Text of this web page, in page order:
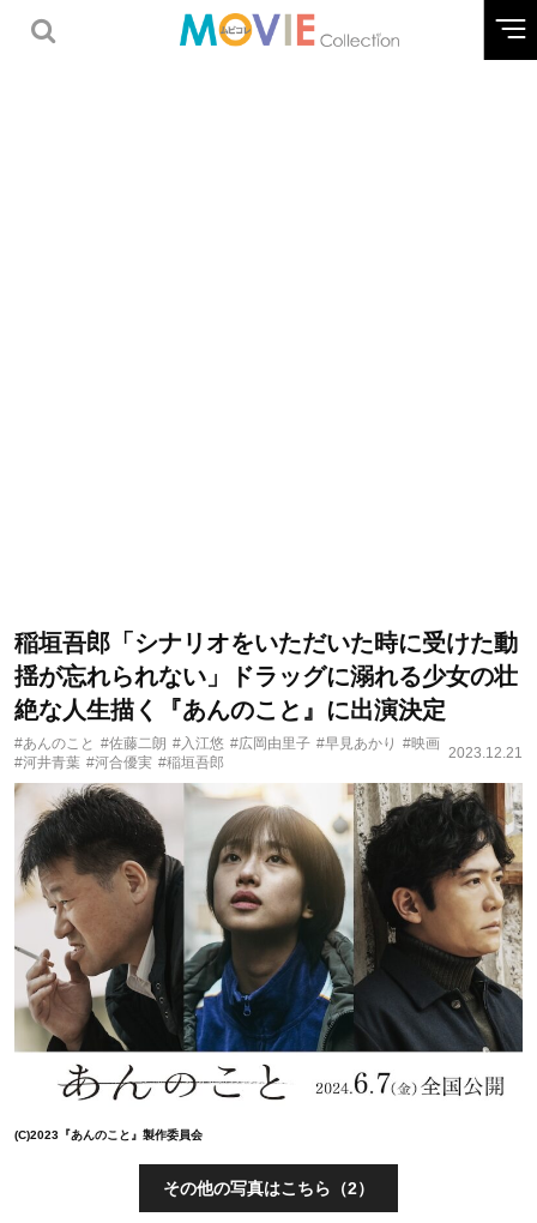
稲垣吾郎「シナリオをいただいた時に受けた動
揺が忘れられない」ドラッグに溺れる少女の壮
絶な人生描く『あんのこと』に出演決定
#あんのこと #佐藤二朗 #入江悠 #広岡由里子 #早見あかり #映画
#河井青葉 #河合優実 #稲垣吾郎
2023.12.21
(C)2023『あんのこと』製作委員会
その他の写真はこちら（2）